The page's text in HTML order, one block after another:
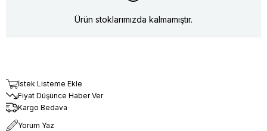
Ürün stoklarımızda kalmamıştır.
İstek Listeme Ekle
Fiyat Düşünce Haber Ver
Kargo Bedava
Yorum Yaz